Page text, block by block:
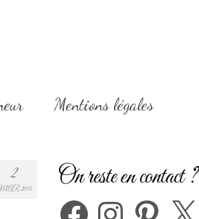
Mentions légales
2
2015 On reste en contact ?
FacebookInstagramPinterest X